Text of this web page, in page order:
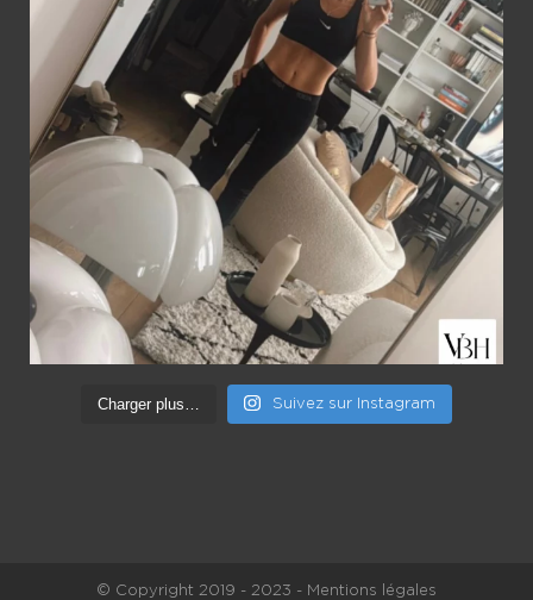
Charger plus… Suivez sur Instagram
© Copyright 2019 - 2023 - Mentions légales